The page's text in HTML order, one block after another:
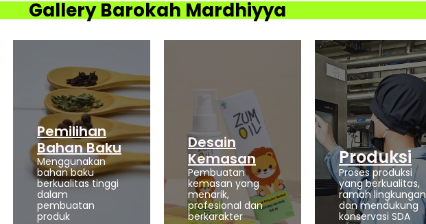
Gallery Barokah Mardhiyya
Pemilihan
Bahan Baku
Menggunakan
bahan baku
berkualitas tinggi
dalam
pembuatan
produk
Desain
Kemasan
Pembuatan
kemasan yang
menarik,
profesional dan
berkarakter
Produksi
Proses produksi
yang berkualitas,
ramah lingkungan
dan mendukung
konservasi SDA